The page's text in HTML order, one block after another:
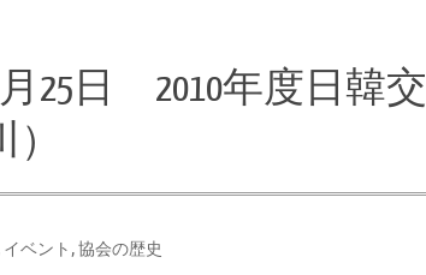
月25日 2010年度日韓
イベント ,協会の歴史